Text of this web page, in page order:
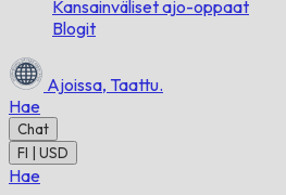
Kansainväliset ajo-oppaat
Blogit
Ajoissa, Taattu.
Hae
Chat
FI | USD
Hae